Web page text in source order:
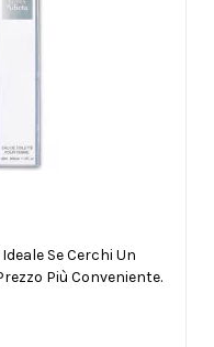
Se Cerchi Un
Più Conveniente.